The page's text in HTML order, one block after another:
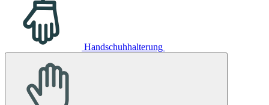
Handschuhhalterung